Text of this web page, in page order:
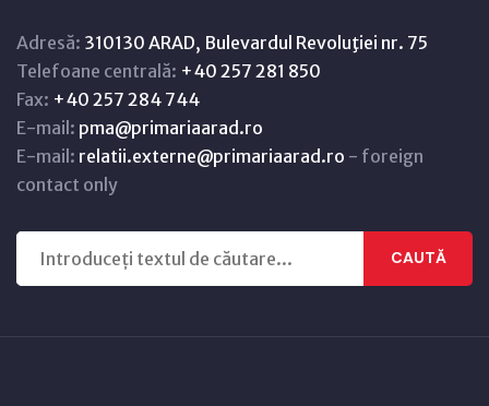
Adresă: 310130 ARAD, Bulevardul Revoluţiei nr. 75
Telefoane centrală: +40 257 281 850
Fax: +40 257 284 744
E-mail: pma@primariaarad.ro
E-mail: relatii.externe@primariaarad.ro - foreign
contact only
CAUTĂ